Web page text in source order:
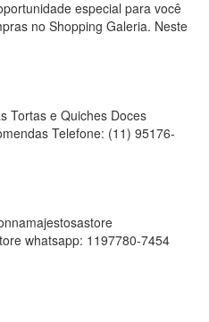
especial para você
no Shopping Galeria. Neste
Tortas e Quiches Doces
Telefone: (11) 95176-
whatsapp: 1197780-7454